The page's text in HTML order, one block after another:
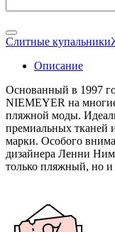
Слитные купальники
Описание
Основанный в 1997
NIEMEYER на
пляжной моды.
премиальных тканей
марки. Особого
дизайнера Ленни
только пляжный, но и